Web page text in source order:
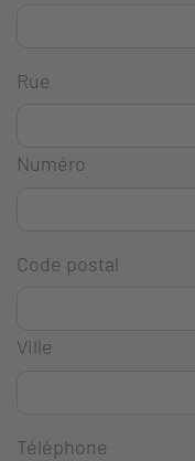
Rue
Numéro
Code postal
Ville
Téléphone